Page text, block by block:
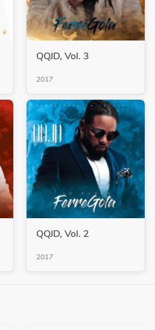
QQJD, Vol. 3
2017
QQJD, Vol. 2
2017